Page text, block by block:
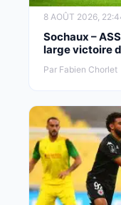
8 AOÛT 2026,
Sochaux –
large victoire
Par Fabien Chorlet